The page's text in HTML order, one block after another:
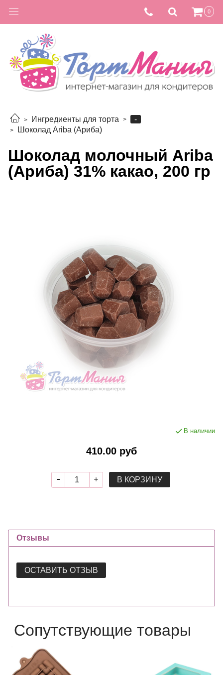
0
Ингредиенты для торта
-
Шоколад Ariba (Ариба)
Шоколад молочный Ariba
(Ариба) 31% какао, 200 гр
В наличии
410.00 руб
В КОРЗИНУ
Отзывы
ОСТАВИТЬ ОТЗЫВ
Сопутствующие товары